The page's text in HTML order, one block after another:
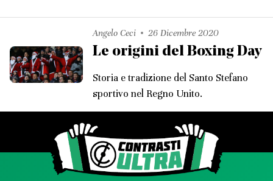
Angelo Ceci 26 Dicembre 2020
Le origini del Boxing Day
Storia e tradizione del Santo Stefano
sportivo nel Regno Unito.